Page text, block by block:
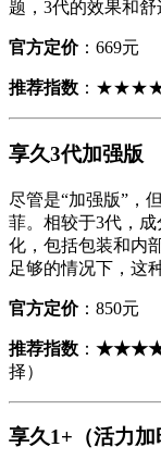
题，3代的效果和舒
官方定价：669元
推荐指数 ：★★★★
享久3代加强版
尽管是“加强版”，
菲。相较于3代，
化，包括包装和内
足够的情况下，这
官方定价：850元
推荐指数 ：
择）
享久1+（活力加